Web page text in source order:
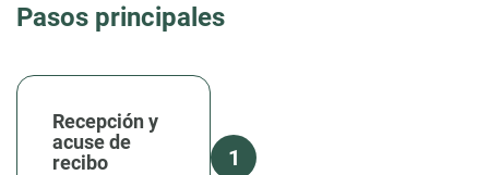
Pasos principales
Recepción y
acuse de
recibo
1